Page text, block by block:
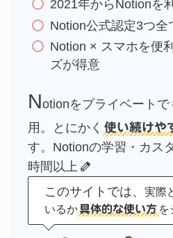
2021年からNotionを
Notion公式認定3つ全
Notion × スマホを便
ズが得意
Notionをプライベート
用。とにかく 使い続けや
す。Notionの学習・カス
時間以上
このサイトでは、 実際
いるか具体的な使い方 を